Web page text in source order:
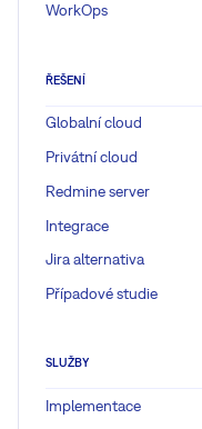
WorkOps
ŘEŠENÍ
Globalní cloud
Privátní cloud
Redmine server
Integrace
Jira alternativa
Případové studie
SLUŽBY
Implementace